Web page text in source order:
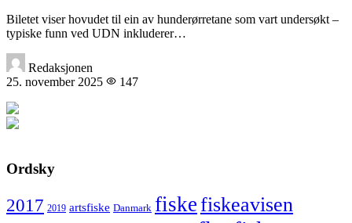
Biletet viser hovudet til ein av hunderørretane som vart undersøkt –
typiske funn ved UDN inkluderer…
Redaksjonen
25. november 2025
147
Ordsky
2017 2019 artsfiske Danmark fiskefiskeavisen